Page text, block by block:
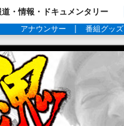
道・情報・ドキュメンタリー
アナウンサー 番組グッズ